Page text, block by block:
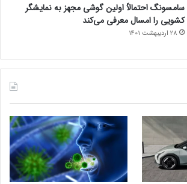
سامسونگ احتمالاً اولین گوشی مجهز به نمایشگر
کشویی را امسال معرفی می‌کند
28 اردیبهشت 1401